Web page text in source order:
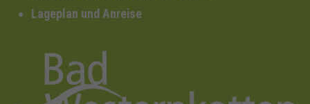
Lageplan und Anreise